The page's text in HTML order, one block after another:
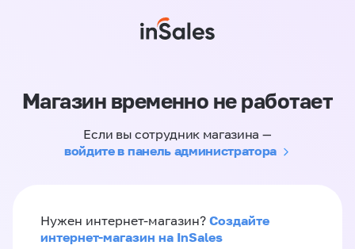
Магазин временно не работает
Если вы сотрудник магазина —
войдите в панель администратора
Нужен интернет-магазин? Создайте
интернет-магазин на InSales